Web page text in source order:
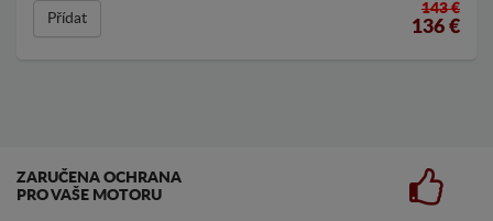
Přídat
143 €
136 €
ZARUČENA OCHRANA
PRO VAŠE MOTORU